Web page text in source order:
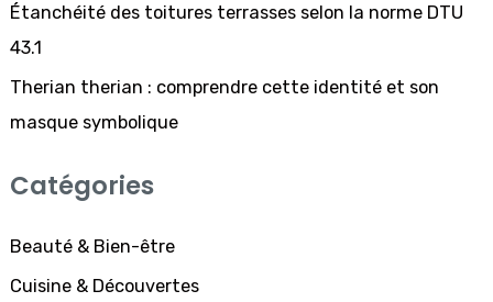
:
Étanchéité des toitures terrasses selon la norme DTU
43.1
Therian therian : comprendre cette identité et son
masque symbolique
Catégories
Beauté & Bien-être
Cuisine & Découvertes